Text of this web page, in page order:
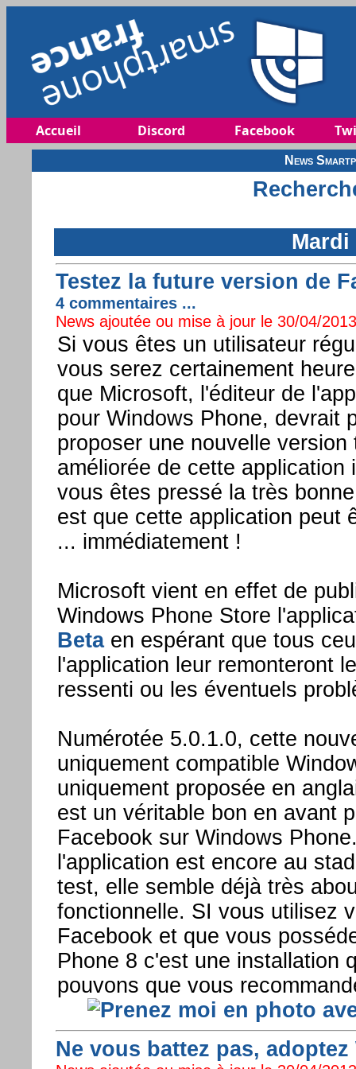
Accueil Discord Facebook
News
Mardi
Testez la future version de
4 commentaires ...
News ajoutée ou mise à jour le 30/04/
Si vous êtes un utilisateur
vous serez certainement
que Microsoft, l'éditeur de
pour Windows Phone, devrait
proposer une nouvelle version
améliorée de cette application
vous êtes pressé la très
est que cette application peut
... immédiatement !
Microsoft vient en effet de
Windows Phone Store
Betaen espérant que tous
l'application leur remonteront
ressenti ou les éventuels
Numérotée 5.0.1.0, cette
uniquement compatible
uniquement proposée en
est un véritable bon en avant
Facebook sur Windows
l'application est encore au
test, elle semble déjà très
fonctionnelle. SI vous utilisez
Facebook et que vous
Phone 8 c'est une installation
pouvons que vous
Ne vous battez pas,